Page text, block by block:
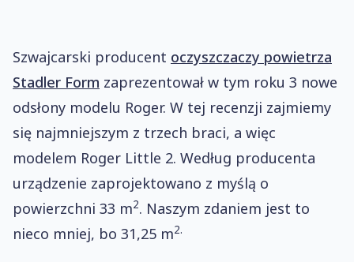
Szwajcarski producent oczyszczaczy powietrza
Stadler Form zaprezentował w tym roku 3 nowe
odsłony modelu Roger. W tej recenzji zajmiemy
się najmniejszym z trzech braci, a więc
modelem Roger Little 2. Według producenta
urządzenie zaprojektowano z myślą o
powierzchni 33 m2. Naszym zdaniem jest to
nieco mniej, bo 31,25 m2.